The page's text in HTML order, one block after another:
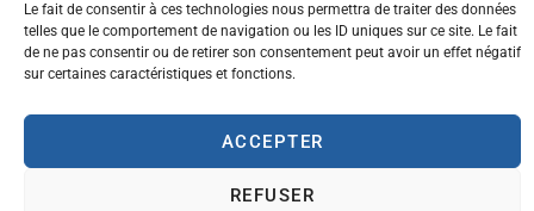
Le fait de consentir à ces technologies nous permettra de traiter des données
telles que le comportement de navigation ou les ID uniques sur ce site. Le fait
de ne pas consentir ou de retirer son consentement peut avoir un effet négatif
sur certaines caractéristiques et fonctions.
ACCEPTER
REFUSER
+32 (0)2 347 34 77
Copyright © 2023 ABFT.BE – Tous droits réservés